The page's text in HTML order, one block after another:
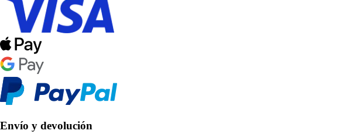
Envío y devolución